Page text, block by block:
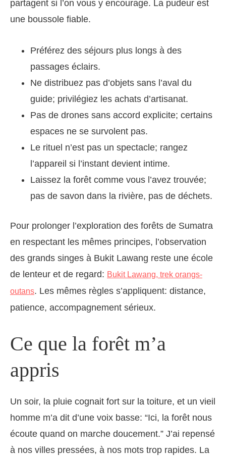
partagent si l’on vous y encourage. La pudeur est
une boussole fiable.
Préférez des séjours plus longs à des
passages éclairs.
Ne distribuez pas d’objets sans l’aval du
guide; privilégiez les achats d’artisanat.
Pas de drones sans accord explicite; certains
espaces ne se survolent pas.
Le rituel n’est pas un spectacle; rangez
l’appareil si l’instant devient intime.
Laissez la forêt comme vous l’avez trouvée;
pas de savon dans la rivière, pas de déchets.
Pour prolonger l’exploration des forêts de Sumatra
en respectant les mêmes principes, l’observation
des grands singes à Bukit Lawang reste une école
de lenteur et de regard: Bukit Lawang, trek orangs-
outans. Les mêmes règles s’appliquent: distance,
patience, accompagnement sérieux.
Ce que la forêt m’a
appris
Un soir, la pluie cognait fort sur la toiture, et un vieil
homme m’a dit d’une voix basse: “Ici, la forêt nous
écoute quand on marche doucement.” J’ai repensé
à nos villes pressées, à nos mots trop rapides. La